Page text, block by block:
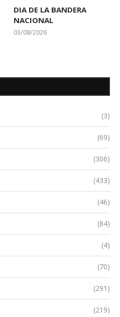
DIA DE LA BANDERA
NACIONAL
03/08/2026
(3)
(69)
(306)
(433)
(46)
(84)
(4)
(70)
(291)
(219)